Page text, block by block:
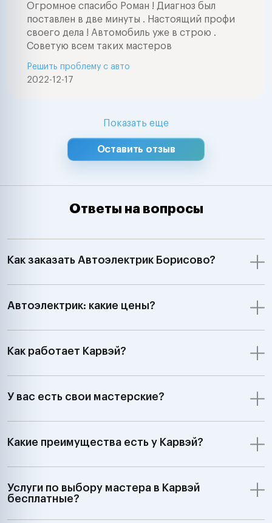
Огромное спасибо Роман ! Диагноз был
поставлен в две минуты . Настоящий профи
своего дела ! Автомобиль уже в строю .
Советую всем таких мастеров
2022-12-17
Решить проблему с авто
Показать еще
Оставить отзыв
Ответы на вопросы
Как заказать Автоэлектрик Борисово?
Автоэлектрик: какие цены?
Как работает Карвэй?
У вас есть свои мастерские?
Какие преимущества есть у Карвэй?
Услуги по выбору мастера в Карвэй
бесплатные?